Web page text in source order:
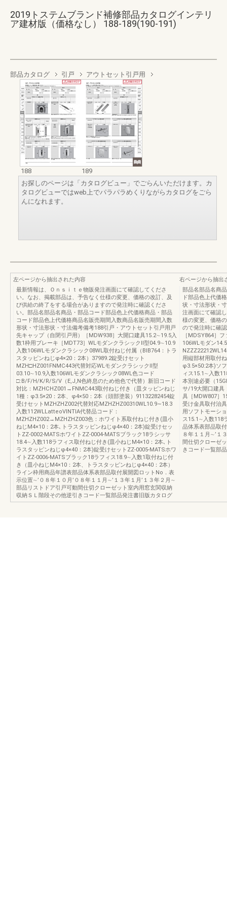
2019トステムブランド補修部品カタログインテリ
ア建材版（価格なし） 188-189(190-191)
部品カタログ 引戸 アウトセット引戸用
188
189
お探しのページは「カタログビュー」でごらんいただけます。カ
タログビューではweb上でパラパラめくりながらカタログをごら
んになれます。
左ページから抽出された内容
最新情報は、Ｏｎｓｉｔｅ物販発注画面にて確認してくださ
い。なお、掲載部品は、予告なく仕様の変更、価格の改訂、及
び供給の終了をする場合がありますので発注時に確認くださ
い。部品名部品名商品・部品コード部品色上代価格商品・部品
コード部品色上代価格商品名販売期間入数商品名販売期間入数
形状・寸法形状・寸法備考備考188引戸・アウトセット引戸用戸
先キャップ（自閉引戸用）［MDW938］大開口建具15.2∼19.5入
数1枠用ブレーキ［MDT73］WLモダンクラシックⅡ型04.9∼10.9
入数106WLモダンクラシック08WL取付ねじ付属（BIB764：トラ
スタッピンねじφ4×20：2本）37989.2錠受けセット
MZH□HZ001FNMC443代替対応WLモダンクラシックⅡ型
03.10∼10.9入数106WLモダンクラシック08WL色コード
□:B/F/H/K/R/S/V（E,J,N色終息のため他色で代替）新旧コード
対比：MZHCHZ001→FNMC443取付ねじ付き（皿タッピンねじ
1種：φ3.5×20：2本、φ4×50：2本（頭部塗装）91132282454錠
受けセットMZHZHZ002代替対応MZHZHZ00310WL10.9∼18.3
入数112WLLatteoVINTIA代替品コード：
MZHZHZ002→MZHZHZ003色：ホワイト系取付ねじ付き(皿小
ねじM4×10：2本､トラスタッピンねじφ4×40：2本)錠受けセッ
トZZ-0002-MATSホワイトZZ-0004-MATSブラック18ラシッサ
18.4∼入数118ラフィス取付ねじ付き(皿小ねじM4×10：2本､ト
ラスタッピンねじφ4×40：2本)錠受けセットZZ-0005-MATSホワ
イトZZ-0006-MATSブラック18ラフィス18.9∼入数1取付ねじ付
き（皿小ねじM4×10：2本、トラスタッピンねじφ4×40：2本）
ライン枠用商品年譜表部品体系表部品取付展開図ロットNo．表
示位置∼’０８年１０月’０８年１１月∼’１３年１月’１３年２月∼
部品リストドア引戸可動間仕切クローゼット室内用窓玄関収納
収納ＳＬ階段その他逆引きコード一覧部品発注書旧版カタログ
右ページから抽出
部品名部品名商
ド部品色上代価
状・寸法形状・
注画面にて確認
様の変更、価格
ので発注時に確
［MDSY864］
106WLモダン
用縦部材用取付
φ3.5×50:2本)ソ
ィス15.1∼入数
本別途必要（
サ/19大開口建具
具［MDW807］
受け金具取付治
用ソフトモーシ
ス15.1∼入数118
品体系表部品取
８年１１月∼’１
間仕切クローゼ
きコード一覧部